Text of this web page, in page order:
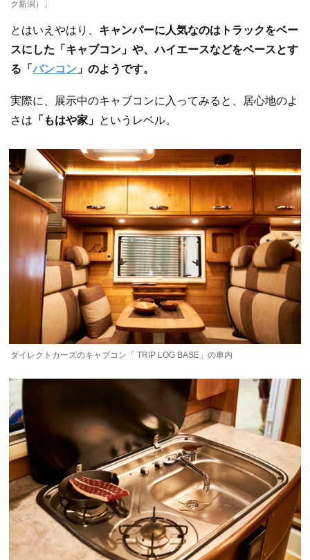
ク新潟）」
とはいえやはり、 キャンパーに人気なのはトラックをベー
スにした「キャブコン」や、ハイエースなどをベースとす
る「 バンコン 」のようです。
実際に、展示中のキャブコンに入ってみると、居心地のよ
さは 「もはや家」 というレベル。
ダイレクトカーズのキャブコン「 TRIP LOG BASE」の車内